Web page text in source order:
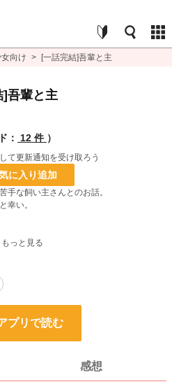
女向け > [一話完結]吾輩と主
]吾輩と主
：
12 件 ）
て更新通知を受け取ろう
に入り追加
手な飼い主さんとのお話。
幸い。
プリで読む
感想